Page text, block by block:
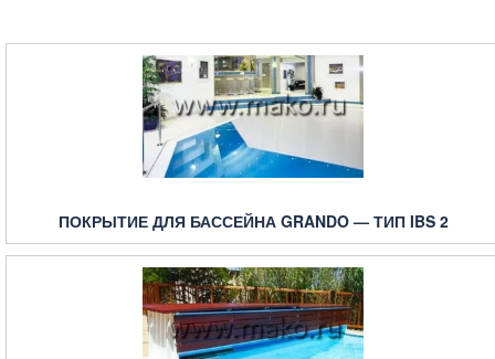
ПОКРЫТИЕ ДЛЯ БАССЕЙНА GRANDO — ТИП IBS 2